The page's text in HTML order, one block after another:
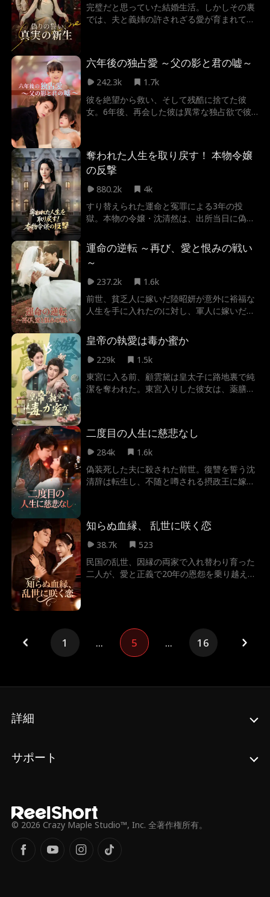
面下で静かに牙を研いでいた。「俺のもの
は、一つ残らずこの手で取り戻す。お前たち
完璧だと思っていた結婚生活。しかしその裏
では、夫と義姉の許されざる愛が育まれてい
彼女を救ったのは、いつもそばにいた義兄だ
った。「ずっと、君だけを守りたかった」
──彼の言葉に隠された過去の誓いとは？全
望する。これは、偽りの愛に裁きを下し、本
物の愛を見つけ出す壮絶な復讐劇。
六年後の独占愛 ～父の影と君の嘘～
242.3k
1.7k
彼を絶望から救い、そして残酷に捨てた彼
女。6年後、再会した彼は異常な独占欲で彼
「父の仇」という誤解を越え、二人は再び愛
し合えるのか？
奪われた人生を取り戻す！ 本物令嬢
の反撃
880.2k
4k
すり替えられた運命と冤罪による3年の投
獄。本物の令嬢・沈清然は、出所当日に偽物
的な悪女に徹底抗戦し、奪われたすべてを取
り戻す痛快な逆転劇。
運命の逆転 ～再び、愛と恨みの戦い
～
237.2k
1.6k
前世、貧乏人に嫁いだ陸昭妍が意外に裕福な
人生を手に入れたのに対し、軍人に嫁いだ
精神的なダメージを受け、昭妍を殺害してし
まった。 しかし、二人は共に「再び」戻っ
た。 沁檸は、今度こそ裕福になるため、前世
の運命を逆転させるべく、昭妍の夫・鄺岳を
奪い、殺害を企む。 だが、同じく前世の記憶
を持つ昭妍は、沁檸の罠を見破り、凌岳の死
皇帝の執愛は毒か蜜か
229k
1.5k
東宮に入る前、顧雲黛は皇太子に路地裏で純
潔を奪われた。東宮入りした彼女は、薬膳を
身ごもらない中、なんと彼女が皇太子の子を
身ごもってしまう。我が子を皇帝に即位さ
せ、クズ男を捨てて皇太后の座に就くことこ
る。
二度目の人生に慈悲なし
284k
1.6k
偽装死した夫に殺された前世。復讐を誓う沈
清辞は転生し、不随と噂される摂政王に嫁ぐ
知らぬ血縁、 乱世に咲く恋
38.7k
523
民国の乱世、因縁の両家で入れ替わり育った
二人が、愛と正義で20年の恩怨を乗り越え
1 ... 5 ... 16
詳細
サポート
© 2026 Crazy Maple Studio™, Inc. 全著作権所有。